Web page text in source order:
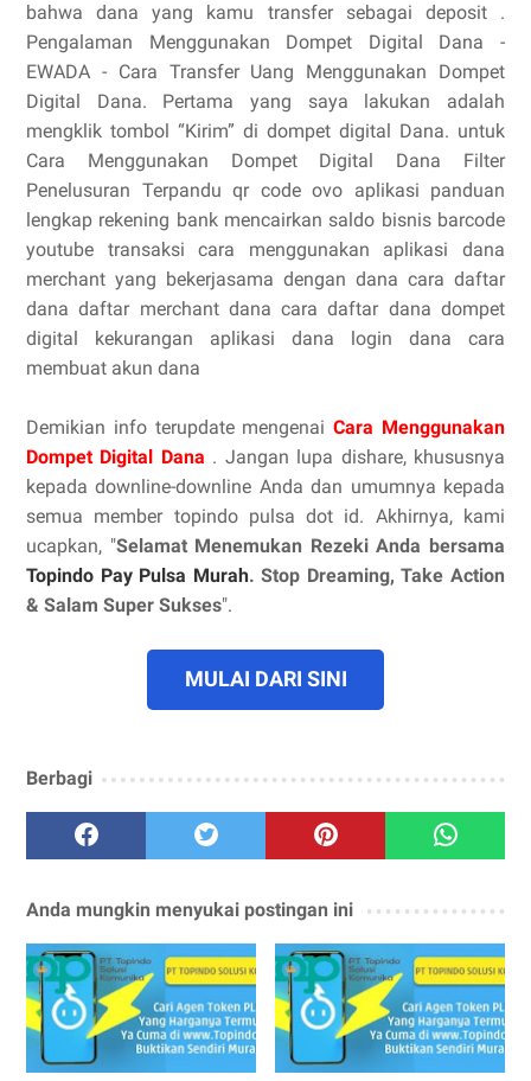
bahwa dana yang kamu transfer sebagai deposit .
Pengalaman Menggunakan Dompet Digital Dana -
EWADA - Cara Transfer Uang Menggunakan Dompet
Digital Dana. Pertama yang saya lakukan adalah
mengklik tombol “Kirim” di dompet digital Dana. untuk
Cara Menggunakan Dompet Digital Dana Filter
Penelusuran Terpandu qr code ovo aplikasi panduan
lengkap rekening bank mencairkan saldo bisnis barcode
youtube transaksi cara menggunakan aplikasi dana
merchant yang bekerjasama dengan dana cara daftar
dana daftar merchant dana cara daftar dana dompet
digital kekurangan aplikasi dana login dana cara
membuat akun dana
Demikian info terupdate mengenaiCara Menggunakan
Dompet Digital Dana . Jangan lupa dishare, khususnya
kepada downline-downline Anda dan umumnya kepada
semua member topindo pulsa dot id. Akhirnya, kami
ucapkan, "Selamat Menemukan Rezeki Anda bersama
Topindo Pay Pulsa Murah. Stop Dreaming, Take Action
& Salam Super Sukses".
MULAI DARI SINI
Berbagi
Anda mungkin menyukai postingan ini